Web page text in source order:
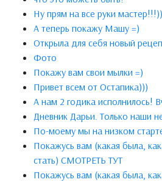
Ну прям на все руки
А теперь покажу Машу =)
Открыла для себя новый
Фото
Покажу вам свои мылки =)
Привет всем от Остапика)))
А нам 2 годика исполнилось!
Дневник Дарьи. Только наши
По-моему мы на низком
Покажусь вам (какая была,
стать) СМОТРЕТЬ ТУТ
Покажусь вам (какая была,